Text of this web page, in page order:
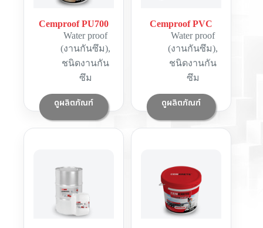
Cemproof PU700
Water proof
(งานกันซึม),
ชนิดงานกัน
ซึม
ดูผลิตภัณฑ์
Cemproof PVC
Water proof
(งานกันซึม),
ชนิดงานกัน
ซึม
ดูผลิตภัณฑ์